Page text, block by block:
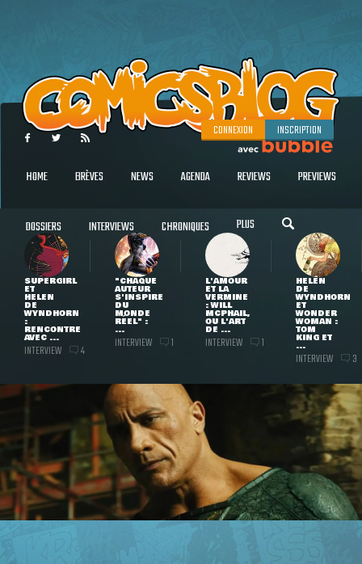
CONNEXION INSCRIPTION
HOME BRÈVES NEWS AGENDA REVIEWS PREVIEWS
DOSSIERS INTERVIEWS CHRONIQUES PLUS
SUPERGIRL
ET
HELEN
DE
WYNDHORN
:
RENCONTRE
AVEC ...
INTERVIEW 4
"CHAQUE
AUTEUR
S'INSPIRE
DU
MONDE
RÉEL" :
...
INTERVIEW 1
L'AMOUR
ET LA
VERMINE
: WILL
MCPHAIL,
OU L'ART
DE ...
INTERVIEW 1
HELEN
DE
WYNDHORN
ET
WONDER
WOMAN :
TOM
KING ET
...
INTERVIEW 3